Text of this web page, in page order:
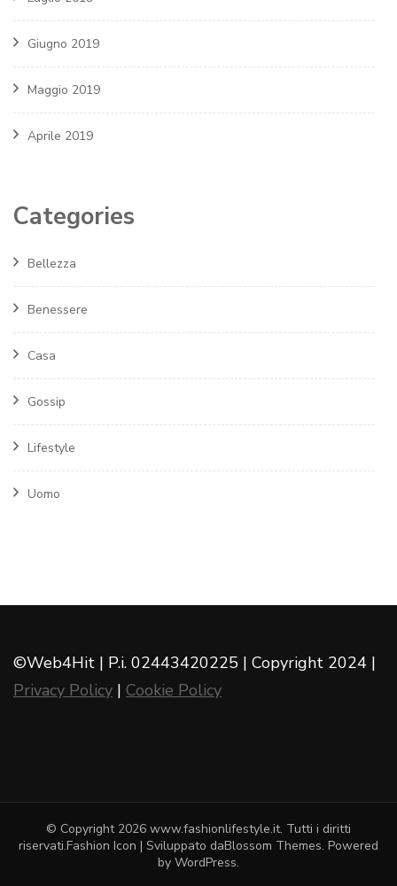
Giugno 2019
Maggio 2019
Aprile 2019
Categories
Bellezza
Benessere
Casa
Gossip
Lifestyle
Uomo
©Web4Hit | P.i. 02443420225 | Copyright 2024 |
Privacy Policy | Cookie Policy
© Copyright 2026 www.fashionlifestyle.it. Tutti i diritti
riservati.Fashion Icon | Sviluppato daBlossom Themes. Powered
by WordPress.